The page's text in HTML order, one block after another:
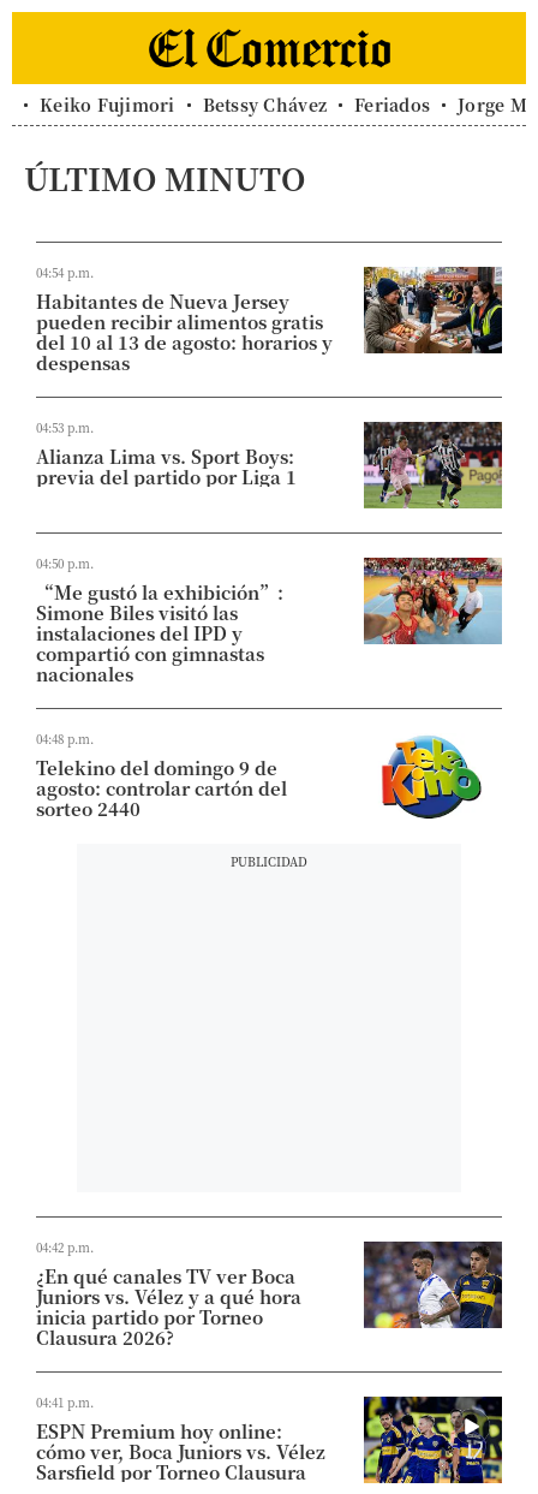
Keiko Fujimori Betssy Chávez Feriados Jorge
ÚLTIMO MINUTO
04:54 p.m.
Habitantes de Nueva Jersey
pueden recibir alimentos gratis
del 10 al 13 de agosto: horarios y
despensas
04:53 p.m.
Alianza Lima vs. Sport Boys:
previa del partido por Liga 1
04:50 p.m.
“Me gustó la exhibición”:
Simone Biles visitó las
instalaciones del IPD y
compartió con gimnastas
nacionales
04:48 p.m.
Telekino del domingo 9 de
agosto: controlar cartón del
sorteo 2440
04:42 p.m.
¿En qué canales TV ver Boca
Juniors vs. Vélez y a qué hora
inicia partido por Torneo
Clausura 2026?
04:41 p.m.
ESPN Premium hoy online:
cómo ver, Boca Juniors vs. Vélez
Sarsfield por Torneo Clausura